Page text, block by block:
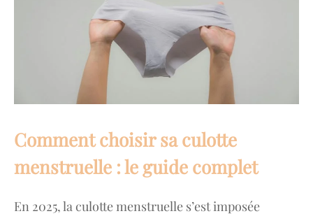
Comment choisir sa culotte
menstruelle : le guide complet
En 2025, la culotte menstruelle s’est imposée